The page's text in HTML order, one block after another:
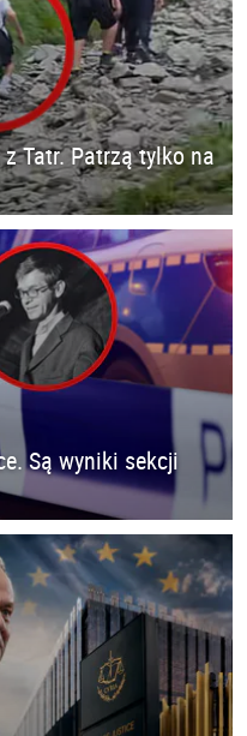
z Tatr. Patrzą tylko na
Są wyniki sekcji